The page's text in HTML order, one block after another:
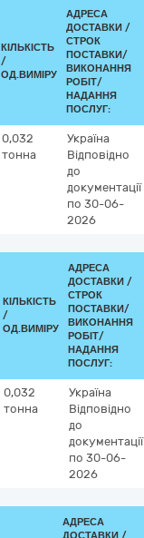
КІЛЬКІСТЬ
/
ОД.ВИМІРУ
АДРЕСА
ДОСТАВКИ /
СТРОК
ПОСТАВКИ/
ВИКОНАННЯ
РОБІТ/
НАДАННЯ
ПОСЛУГ:
0,032
тонна
Україна
Відповідно
до
документації
по 30-06-
2026
КІЛЬКІСТЬ
/
ОД.ВИМІРУ
АДРЕСА
ДОСТАВКИ /
СТРОК
ПОСТАВКИ/
ВИКОНАННЯ
РОБІТ/
НАДАННЯ
ПОСЛУГ:
0,032
тонна
Україна
Відповідно
до
документації
по 30-06-
2026
АДРЕСА